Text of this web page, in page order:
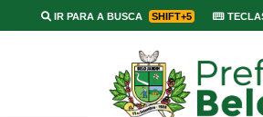
IR PARA A BUSCA SHIFT+5